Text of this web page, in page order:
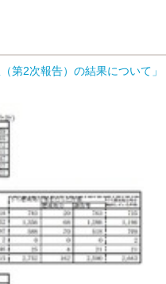
第2次報告）の結果について」